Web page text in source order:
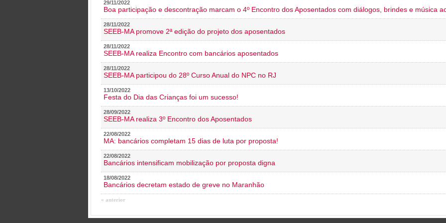
29/11/2022
Boa participação e descontração marcam o 4º Encontro dos Aposentados com diálogos, brindes e música
28/11/2022
SEEB-MA promove 2ª edição do projeto dos aposentados
28/11/2022
SEEB-MA realiza Encontro com bancários aposentados
28/11/2022
SEEB-MA participou do 28º Curso Anual do NPC no RJ
13/10/2022
Festa do Dia das Crianças foi um sucesso!
28/09/2022
SEEB-MA realiza 3º Encontro dos Aposentados
22/08/2022
MA: bancários completam 15 dias de luta por proposta!
22/08/2022
Bancários intensificam mobilização por proposta digna
18/08/2022
Bancários decretam estado de greve no Maranhão
« anterior